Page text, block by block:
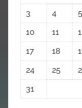
3
4 5
10
11
17
18
24
25
31